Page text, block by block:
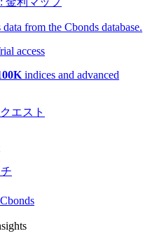
from the Cbonds database.
access
indices and advanced
エスト